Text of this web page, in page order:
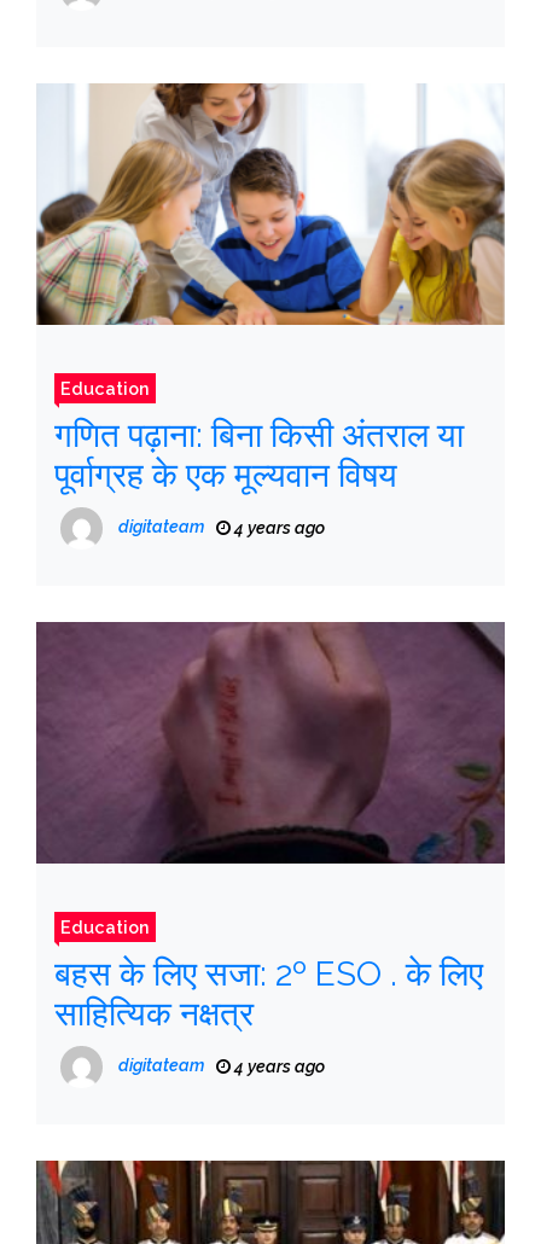
Education
गणित पढ़ाना: बिना किसी अंतराल या
पूर्वाग्रह के एक मूल्यवान विषय
digitateam 4 years ago
Education
बहस के लिए सजा: 2º ESO . के लिए
साहित्यिक नक्षत्र
digitateam 4 years ago